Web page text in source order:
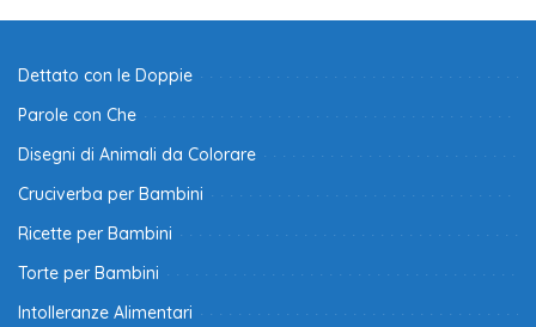
Dettato con le Doppie
Parole con Che
Disegni di Animali da Colorare
Cruciverba per Bambini
Ricette per Bambini
Torte per Bambini
Intolleranze Alimentari